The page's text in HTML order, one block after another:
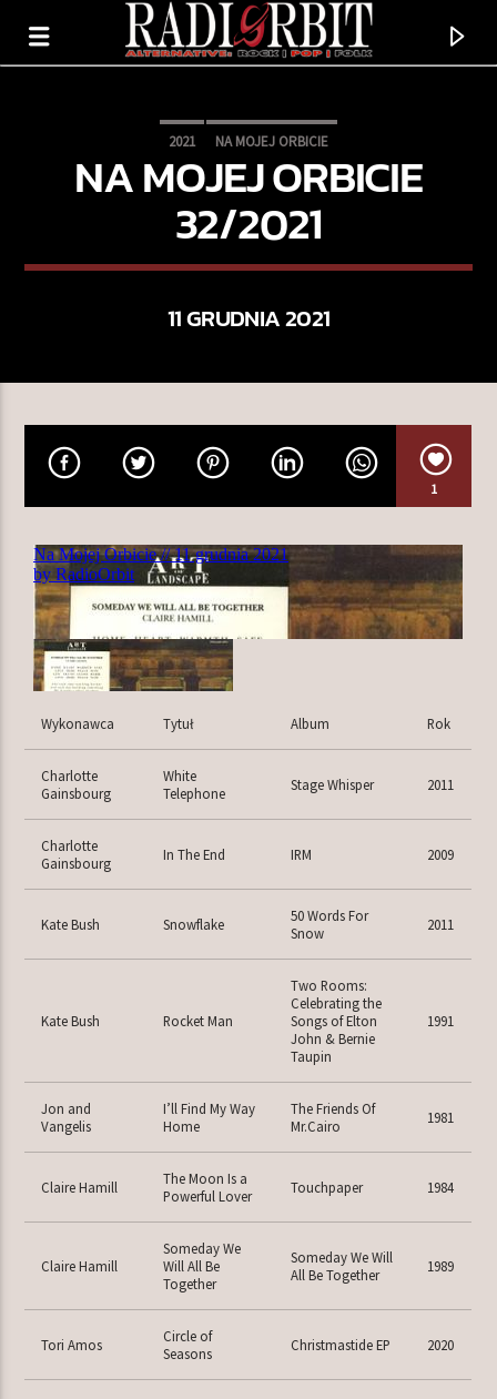
FOREVER & EVER MORE
NOTHING BUT THIEVES
TERAZ W RAMÓWCE
INDIE ORBIT WEEKEND
16:00 18:00
LIGHT ORBIT WEEKEND
18:00 20:00
2021 NA MOJEJ ORBICIE
NA MOJEJ ORBICIE
32/2021
11 GRUDNIA 2021
1
Wykonawca Tytuł Album Rok
Charlotte
Gainsbourg
White
Telephone
Stage Whisper 2011
Charlotte
Gainsbourg
In The End IRM 2009
Kate Bush Snowflake
50 Words For
Snow
2011
Kate Bush Rocket Man
Two Rooms:
Celebrating the
Songs of Elton
John & Bernie
Taupin
1991
Jon and
Vangelis
I’ll Find My Way
Home
The Friends Of
Mr.Cairo
1981
Claire Hamill
The Moon Is a
Powerful Lover
Touchpaper 1984
Claire Hamill
Someday We
Will All Be
Together
Someday We Will
All Be Together
1989
Tori Amos
Circle of
Seasons
Christmastide EP 2020